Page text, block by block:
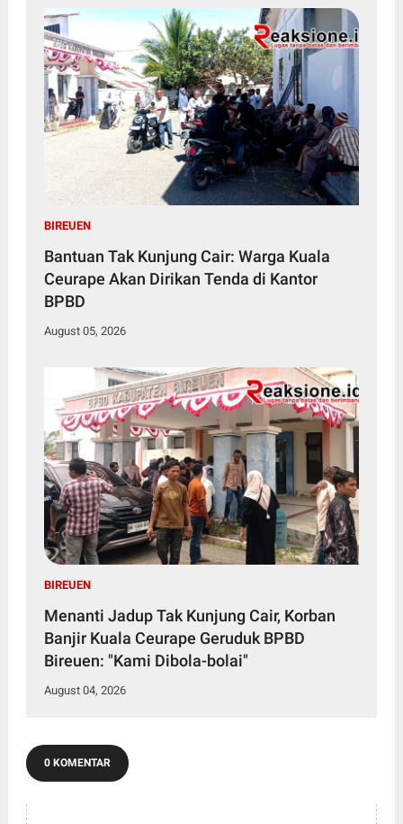
BIREUEN
Bantuan Tak Kunjung Cair: Warga Kuala
Ceurape Akan Dirikan Tenda di Kantor
BPBD
August 05, 2026
BIREUEN
Menanti Jadup Tak Kunjung Cair, Korban
Banjir Kuala Ceurape Geruduk BPBD
Bireuen: "Kami Dibola-bolai"
August 04, 2026
0 KOMENTAR